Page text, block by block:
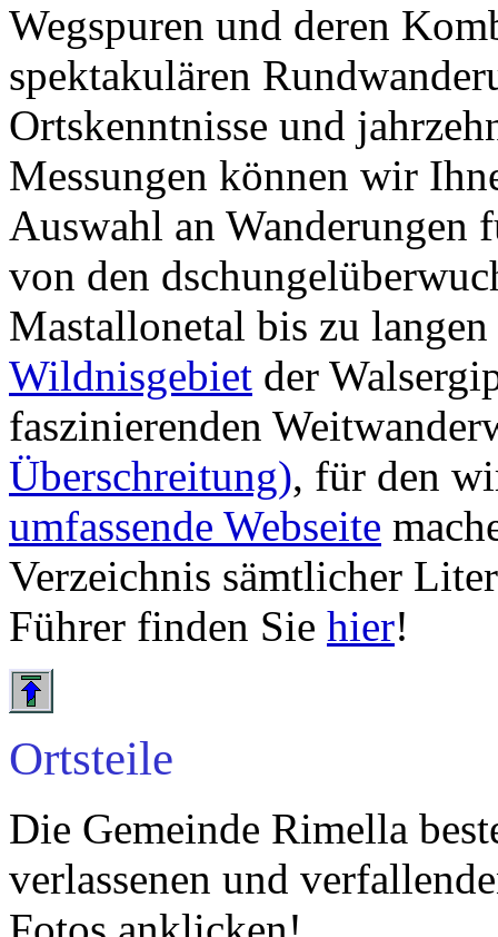
Wegspuren und deren
spektakulären
Ortskenntnisse und
Messungen können wir
Auswahl an Wanderungen
von den
Mastallonetal bis zu
Wildnisgebiet der
faszinierenden
Überschreitung), für den
umfassende Webseite
Verzeichnis sämtlicher
Führer finden Sie hier!
Ortsteile
Die Gemeinde Rimella
verlassenen und